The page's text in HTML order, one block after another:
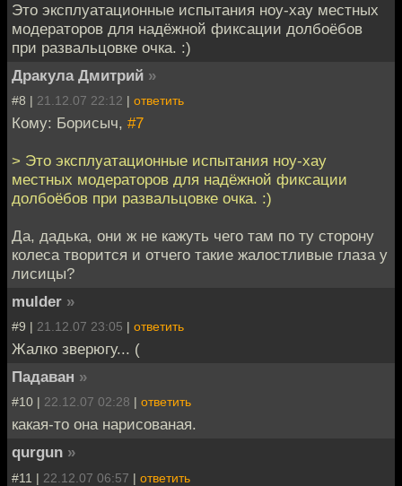
Это эксплуатационные испытания ноу-хау местных
модераторов для надёжной фиксации долбоёбов
при развальцовке очка. :)
Дракула Дмитрий »
#8 | 21.12.07 22:12 | ответить
Кому: Борисыч, #7
> Это эксплуатационные испытания ноу-хау
местных модераторов для надёжной фиксации
долбоёбов при развальцовке очка. :)
Да, дадька, они ж не кажуть чего там по ту сторону
колеса творится и отчего такие жалостливые глаза у
лисицы?
mulder »
#9 | 21.12.07 23:05 | ответить
Жалко зверюгу... (
Падаван »
#10 | 22.12.07 02:28 | ответить
какая-то она нарисованая.
qurgun »
#11 | 22.12.07 06:57 | ответить